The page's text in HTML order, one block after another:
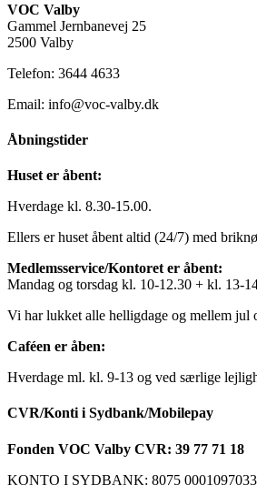
VOC Valby
Gammel Jernbanevej 25
2500 Valby
Telefon: 3644 4633
Email: info@voc-valby.dk
Åbningstider
Huset er åbent:
Hverdage kl. 8.30-15.00.
Ellers er huset åbent altid (24/7) med
Medlemsservice/Kontoret er åbent:
Mandag og torsdag kl. 10-12.30 + kl. 13-
Vi har lukket alle helligdage og mellem jul
Caféen er åben:
Hverdage ml. kl. 9-13 og ved særlige
CVR/Konti i Sydbank/Mobilepay
Fonden VOC Valby CVR: 39 77 71 18
KONTO I SYDBANK: 8075 0001097033